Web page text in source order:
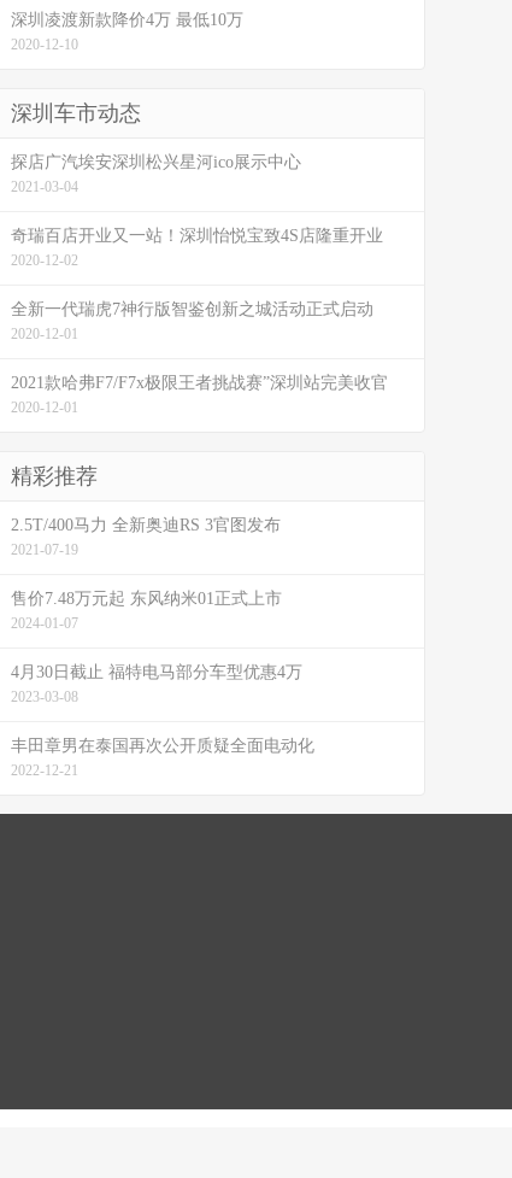
深圳凌渡新款降价4万 最低10万
2020-12-10
深圳车市动态
探店广汽埃安深圳松兴星河ico展示中心
2021-03-04
奇瑞百店开业又一站！深圳怡悦宝致4S店隆重开业
2020-12-02
全新一代瑞虎7神行版智鉴创新之城活动正式启动
2020-12-01
2021款哈弗F7/F7x极限王者挑战赛”深圳站完美收官
2020-12-01
精彩推荐
2.5T/400马力 全新奥迪RS 3官图发布
2021-07-19
售价7.48万元起 东风纳米01正式上市
2024-01-07
4月30日截止 福特电马部分车型优惠4万
2023-03-08
丰田章男在泰国再次公开质疑全面电动化
2022-12-21